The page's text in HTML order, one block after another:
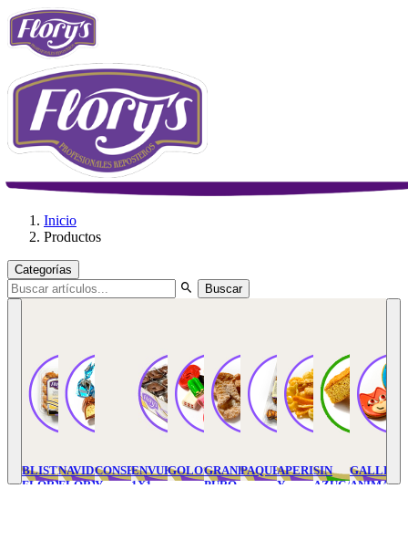
Inicio
Productos
Categorías
Buscar
BLISTER
FLORY'S
NAVIDAD
FLORYS
CONSERVAS
Y
ENVUELTOS
1X1
GOLOSINAS
GRANEL
PURO
PAQUETERIA
APERITIVOS
Y
SIN
AZUCAR